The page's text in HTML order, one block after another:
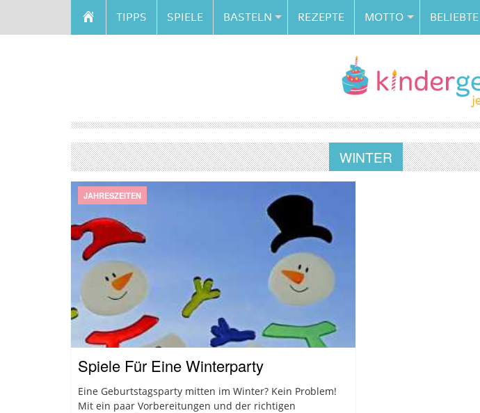
TIPPS SPIELE BASTELN REZEPTE MOTTO
WINTER
JAHRESZEITEN
Spiele Für Eine Winterparty
Eine Geburtstagsparty mitten im Winter? Kein Problem!
Mit ein paar Vorbereitungen und der richtigen